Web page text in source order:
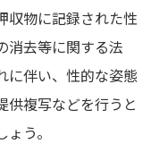
収物に記録された性
消去等に関する法
に伴い、性的な姿態
供複写などを行うと
う。